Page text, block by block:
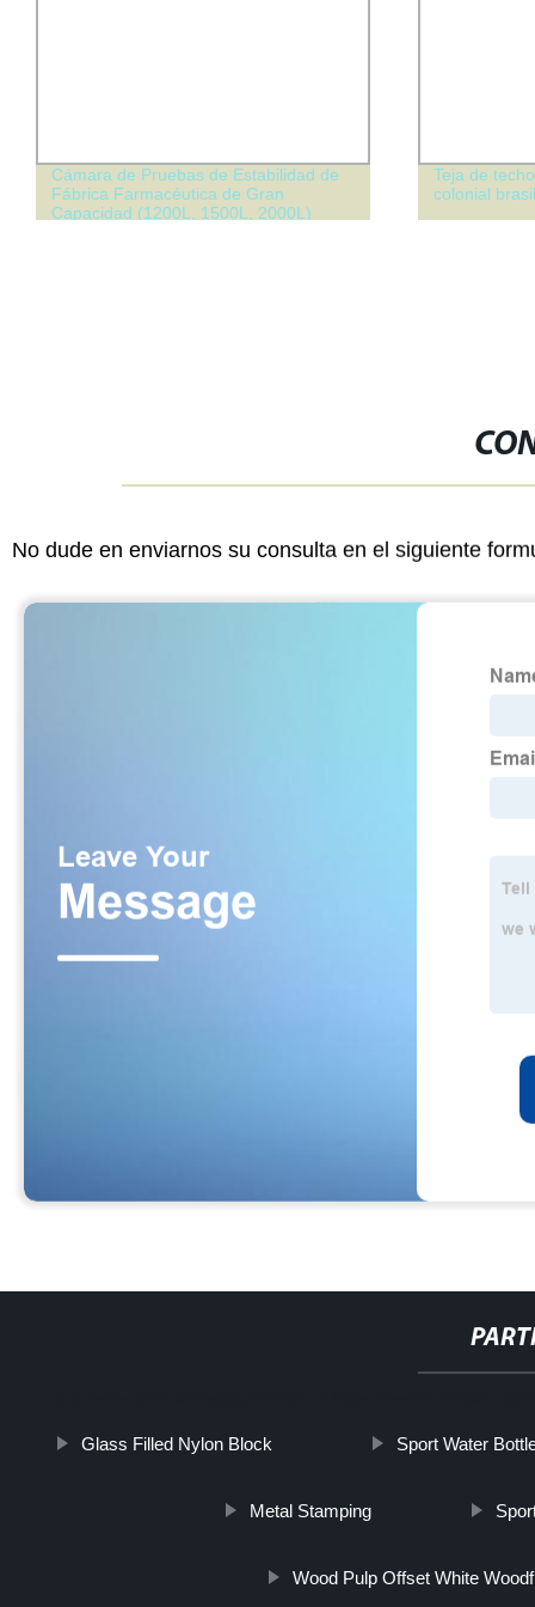
Teja de techo de plástico de PVC ASA
colonial brasileño
500kg
de
No dude en enviarnos su consulta en el siguiente
Glass Filled Nylon Block Sport Water
Metal Stamping
Wood Pulp Offset White